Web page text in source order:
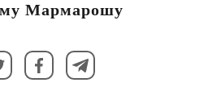
Мармарошу